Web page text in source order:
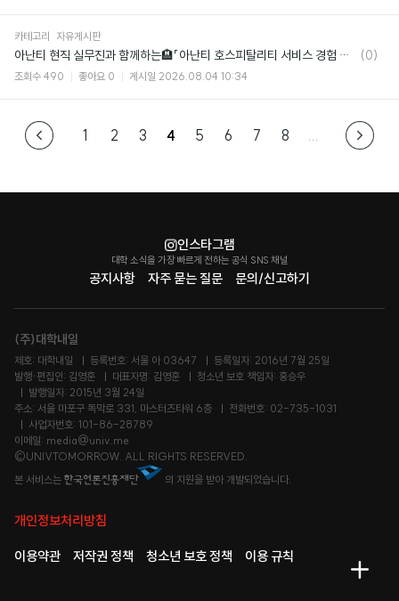
메
카테고리 자유게시판
아난티 현직 실무진과 함께하는🏨「아난티 호스피탈리티 서비스 경험 디자인 아카데미」
댓
(0)
조회수 490 좋아요 0 게시일 2026.08.04 10:34
1 2 3 4 5 6 7 8
공지사항 자주 묻는 질문 문의/신고하기
인스타그램
대학 소식을 가장 빠르게 전하는 공식 SNS 채널
(주)대학내일
제호: 대학내일 등록번호: 서울 아 03647
등록일자: 2016년 7월 25일
발행·편집인: 김영훈
대표자명: 김영훈
청소년 보호 책임자: 홍승우
발행일자: 2015년 3월 24일
주소: 서울 마포구 독막로 331, 마스터즈타워 6층
전화번호: 02-735-1031
사업자번호: 101-86-28789
이메일: media@univ.me
©UNIVTOMORROW. ALL RIGHTS RESERVED.
본 서비스는
의 지원을 받아 개발되었습니다.
개인정보처리방침
이용약관 저작권 정책 청소년 보호 정책 이용 규칙